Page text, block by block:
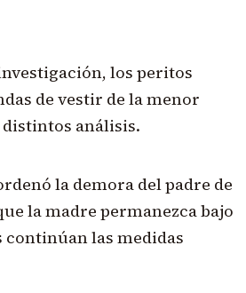
los peritos
de vestir de la menor
análisis.
la demora del padre de
la madre permanezca bajo
las medidas